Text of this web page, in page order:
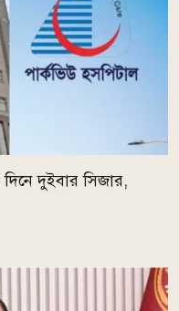
দিনে দুইবার সিজার,